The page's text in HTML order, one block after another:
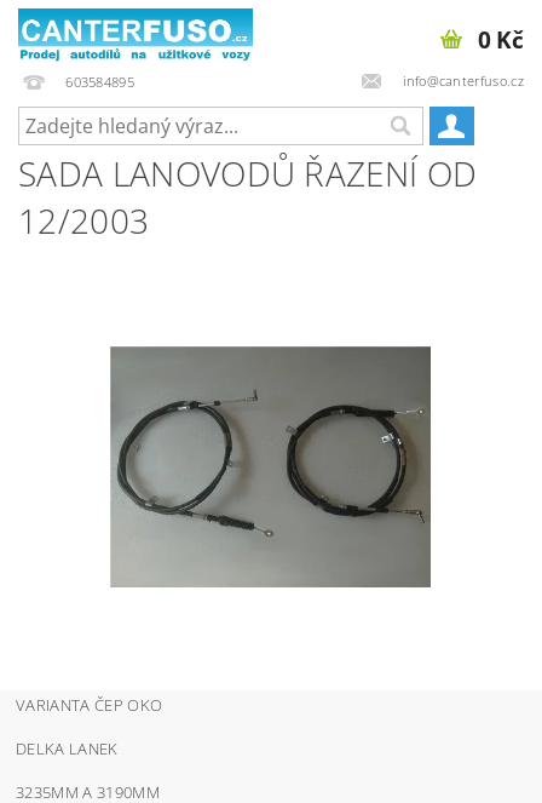
603584895 info@canterfuso.cz
0 Kč
SADA LANOVODŮ ŘAZENÍ OD
12/2003
VARIANTA ČEP OKO
DELKA LANEK
3235MM A 3190MM